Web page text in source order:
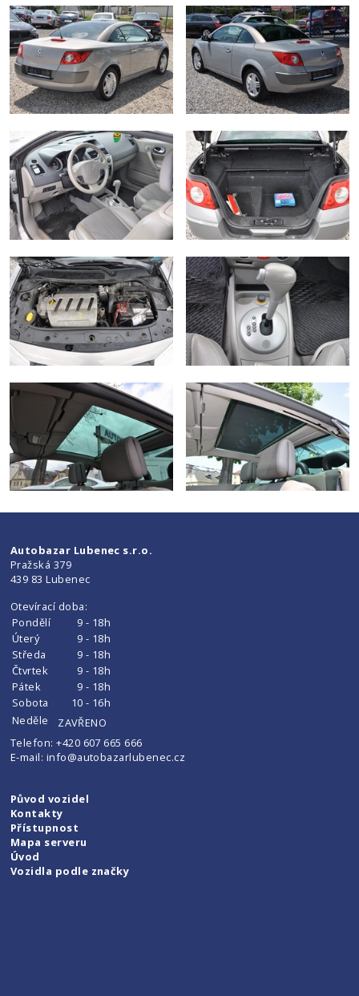
Autobazar Lubenec s.r.o.
Pražská 379
439 83 Lubenec
Otevírací doba:
Pondělí
9 - 18h
Úterý
9 - 18h
Středa
9 - 18h
Čtvrtek
9 - 18h
Pátek
9 - 18h
Sobota
10 - 16h
Neděle
ZAVŘENO
Telefon:+420 607 665 666
E-mail: info@autobazarlubenec.cz
Původ vozidel
Kontakty
Přístupnost
Mapa serveru
Úvod
Vozidla podle značky